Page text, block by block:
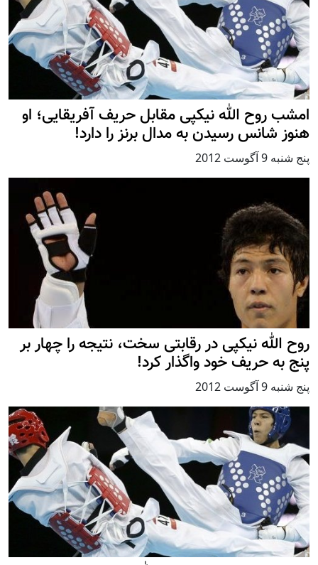
امشب روح الله نیکپی مقابل حریف آفریقایی؛ او
هنوز شانس رسیدن به مدال برنز را دارد!
پنج شنبه 9 آگوست 2012
روح الله نیکپی در رقابتی سخت، نتیجه را چهار بر
پنج به حریف خود واگذار کرد!
پنج شنبه 9 آگوست 2012